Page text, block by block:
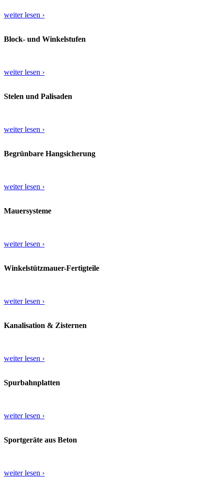
weiter lesen ›
Block- und Winkelstufen
weiter lesen ›
Stelen und Palisaden
weiter lesen ›
Begrünbare Hangsicherung
weiter lesen ›
Mauersysteme
weiter lesen ›
Winkelstützmauer-Fertigteile
weiter lesen ›
Kanalisation & Zisternen
weiter lesen ›
Spurbahnplatten
weiter lesen ›
Sportgeräte aus Beton
weiter lesen ›